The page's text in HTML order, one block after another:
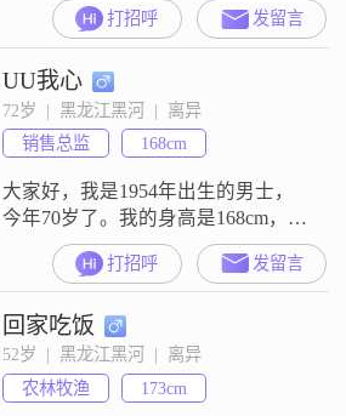
打招呼 发留言
UU我心
72岁  |  黑龙江黑河  |  离异
销售总监
168cm
大家好，我是1954年出生的男士，
今年70岁了。我的身高是168cm，学
历是大专。我现在的工作地在黑
河，月收入在5001元到8000元之
间。我这个人性格比较稳重可靠，
平时心态也挺乐观积极的。在与人
相处的时候，我是一个很有耐心、
也懂得包容的人。对待感情和生
活，我一直保持着真诚可靠的态
打招呼 发留言
回家吃饭
52岁  |  黑龙江黑河  |  离异
农林牧渔
173cm